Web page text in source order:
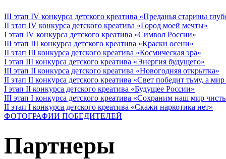
III этап IV конкурса детского креатива «Преданья старины
II этап IV конкурса детского креатива «Город моей мечты»
I этап IV конкурса детского креатива «Символ России»
III этап III конкурса детского креатива «Краски осени»
II этап III конкурса детского креатива «Космическая эра»
I этап III конкурса детского креатива «Энергия будущего»
III этап II конкурса детского креатива «Новогодняя открытка»
II этап II конкурса детского креатива «Свет победит тьму, а
I этап II конкурса детского креатива «Будущее России»
III этап I конкурса детского креатива «Сохраним наш мир
II этап I конкурса детского креатива «Скажи наркотика нет»
ФОТОГРАФИИ ПОБЕДИТЕЛЕЙ
Партнеры